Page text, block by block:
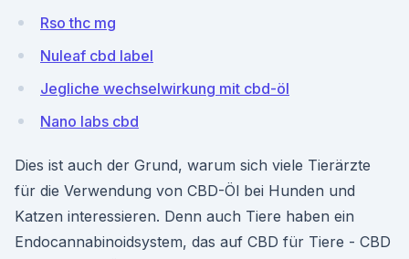
Rso thc mg
Nuleaf cbd label
Jegliche wechselwirkung mit cbd-öl
Nano labs cbd
Dies ist auch der Grund, warum sich viele Tierärzte
für die Verwendung von CBD-Öl bei Hunden und
Katzen interessieren. Denn auch Tiere haben ein
Endocannabinoidsystem, das auf CBD für Tiere - CBD